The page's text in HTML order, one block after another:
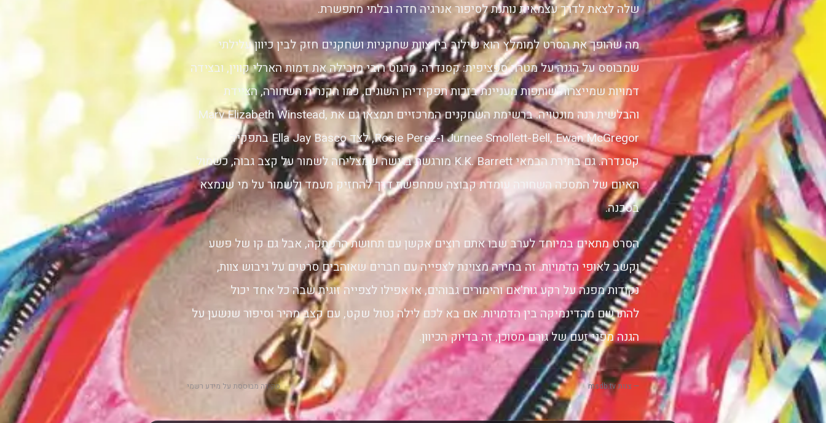
שלה לצאת לדרך עצמאית נותנת לסיפור אנרגיה חדה ובלתי מתפשרת.
מה שהופך את הסרט למומלץ הוא שילוב בין צוות שחקניות ושחקנים חזק לבין כיוון עלילתי
שמבוסס על הגנה על מטרה ספציפית: קסנדרה. מרגוט רובי מובילה את דמות הארלי קווין, ובצידה
דמויות שמייצרות שותפות מעניינת בזכות תפקידיהן השונים, כמו הקנרית השחורה, הציידת
והבלשית רנה מונטויה. ברשימת השחקנים המרכזיים תמצאו גם את Mary Elizabeth Winstead,
Jurnee Smollett-Bell, Ewan McGregor ו-Rosie Perez, לצד Ella Jay Basco בתפקיד
קסנדרה. גם בחירת הבמאי K.K. Barrett מורגשת בגישה שמצליחה לשמור על קצב גבוה, כשמול
האיום של המסכה השחורה עומדת קבוצה שמחפשת דרך להחזיק מעמד ולשמור על מי שנמצא
בסכנה.
הסרט מתאים במיוחד לערב שבו אתם רוצים אקשן עם תחושת הרפתקה, אבל גם קו של פשע
וקשב לאופי הדמויות. זה בחירה מצוינת לצפייה עם חברים שאוהבים סרטים על גיבוש צוות,
נקודות מפנה על רקע גות'אם והימורים גבוהים, או אפילו לצפייה זוגית שבה כל אחד יכול
להתרשם מהדינמיקה בין הדמויות. אם בא לכם לילה נטול שקט, עם קצב מהיר וסיפור שנשען על
הגנה מפני זעם של גורם מסוכן, זה בדיוק הכיוון.
— צוות msdb.tv סקירה מבוססת על מידע רשמי